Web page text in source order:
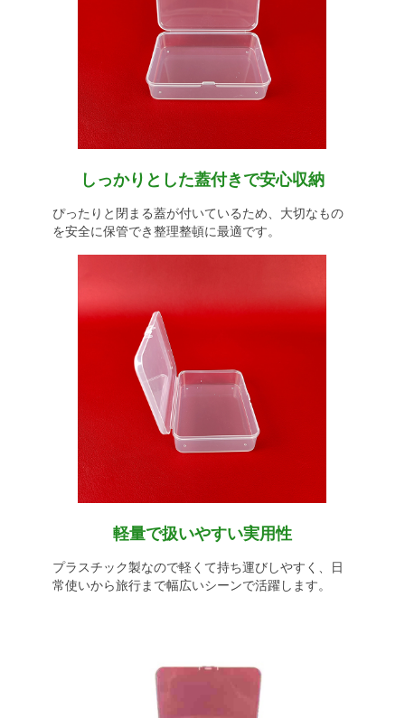
しっかりとした蓋付きで安心収納
ぴったりと閉まる蓋が付いているため、大切なもの
を安全に保管でき整理整頓に最適です。
軽量で扱いやすい実用性
プラスチック製なので軽くて持ち運びしやすく、日
常使いから旅行まで幅広いシーンで活躍します。